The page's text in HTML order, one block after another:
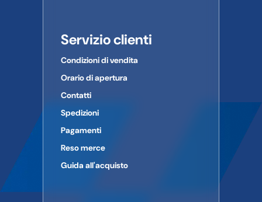
Servizio clienti
Condizioni di vendita
Orario di apertura
Contatti
Spedizioni
Pagamenti
Reso merce
Guida all'acquisto